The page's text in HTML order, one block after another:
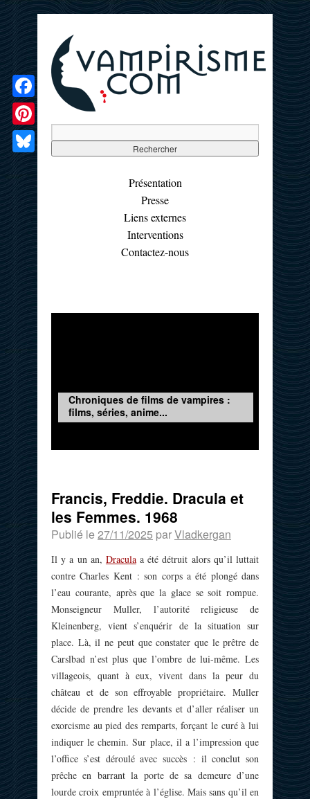
Présentation
Presse
Liens externes
Interventions
Contactez-nous
Chroniques de films de vampires :
films, séries, anime...
Francis, Freddie. Dracula et
les Femmes. 1968
Publié le 27/11/2025 parVladkergan
Il y a un an, Draculaa été détruit alors qu’il luttait
contre Charles Kent : son corps a été plongé dans
l’eau courante, après que la glace se soit rompue.
Monseigneur Muller, l’autorité religieuse de
Kleinenberg, vient s’enquérir de la situation sur
place. Là, il ne peut que constater que le prêtre de
Carslbad n’est plus que l’ombre de lui-même. Les
villageois, quant à eux, vivent dans la peur du
château et de son effroyable propriétaire. Muller
décide de prendre les devants et d’aller réaliser un
exorcisme au pied des remparts, forçant le curé à lui
indiquer le chemin. Sur place, il a l’impression que
l’office s’est déroulé avec succès : il conclut son
prêche en barrant la porte de sa demeure d’une
lourde croix empruntée à l’église. Mais sans qu’il en
Facebook
Pinterest
Bluesky